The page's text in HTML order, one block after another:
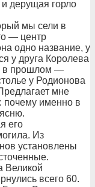
и дерущая горло
мы сели в
— центр
одно название, у
у друга Королева
в прошлом —
у Родионова
мне
почему именно в
его
Из
установлены
Великой
всего 60.